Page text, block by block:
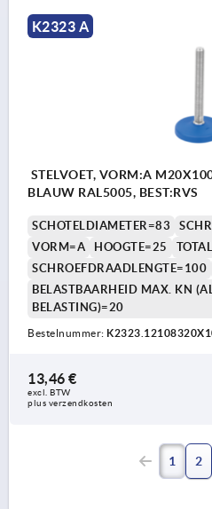
K2323 A
STELVOET, VORM:A
BLAUW RAL5005, BEST:RVS
SCHOTELDIAMETER=83
VORM=A
HOOGTE=25
SCHROEFDRAADLENGTE=100
BELASTBAARHEID MAX. KN
BELASTING)=20
Bestelnummer:
13,46 €
excl. BTW
plus verzendkosten
1 2